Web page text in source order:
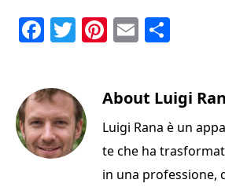
F
c
e
b
o
T
te
r
Pi
re
st
E
l di
vi
di
About Luigi
Luigi Rana è un
te che ha
in una professione,